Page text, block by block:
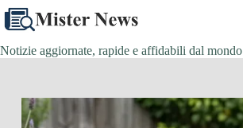
Salta
contenuto
Notizie aggiornate, rapide e affidabili dal mondo